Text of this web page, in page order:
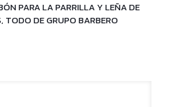
PARA LA PARRILLA Y LEÑA DE
TODO DE GRUPO BARBERO